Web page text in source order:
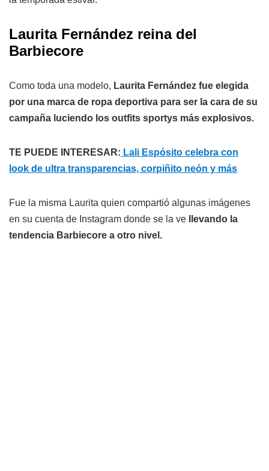
Laurita Fernández reina del
Barbiecore
Como toda una modelo, Laurita Fernández fue elegida
por una marca de ropa deportiva para ser la cara de su
campaña luciendo los outfits sportys más explosivos.
TE PUEDE INTERESAR: Lali Espósito celebra con
look de ultra transparencias, corpiñito neón y más
Fue la misma Laurita quien compartió algunas imágenes
en su cuenta de Instagram donde se la ve
llevando la
tendencia Barbiecore a otro nivel.